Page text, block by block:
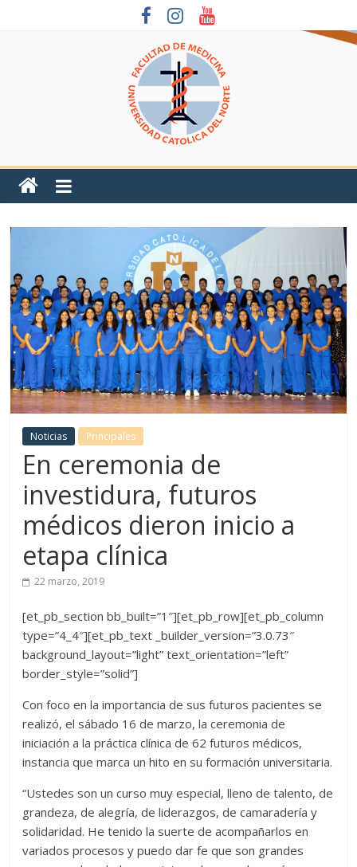
Noticias Principales
En ceremonia de
investidura, futuros
médicos dieron inicio a
etapa clínica
22 marzo, 2019
[et_pb_section bb_built=”1″][et_pb_row][et_pb_column
type=”4_4″][et_pb_text _builder_version=”3.0.73″
background_layout=”light” text_orientation=”left”
border_style=”solid”]
Con foco en la importancia de sus futuros pacientes se
realizó, el sábado 16 de marzo, la ceremonia de
iniciación a la práctica clínica de 62 futuros médicos,
instancia que marca un hito en su formación universitaria.
“Ustedes son un curso muy especial, lleno de talento, de
grandeza, de alegría, de liderazgos, de camaradería y
solidaridad. He tenido la suerte de acompañarlos en
variados procesos y puedo dar fe que son grandes